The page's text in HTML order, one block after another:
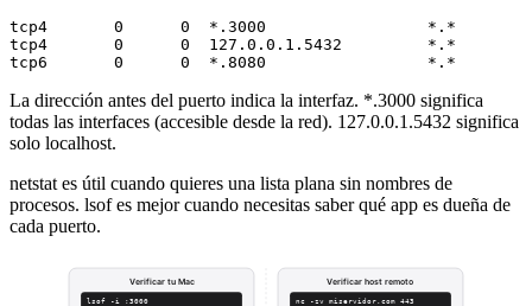
tcp4       0      0  *.3000                 *.*
tcp4       0      0  127.0.0.1.5432         *.*
La dirección antes del puerto indica la interfaz. *.3000 significa
todas las interfaces (accesible desde la red). 127.0.0.1.5432 significa
solo localhost.
netstat es útil cuando quieres una lista plana sin nombres de
procesos. lsofes mejor cuando necesitas saber qué app es dueña de
cada puerto.
Verificar tu Mac
lsof -i :3000
Verificar host remoto
nc -zv miservidor.com 443